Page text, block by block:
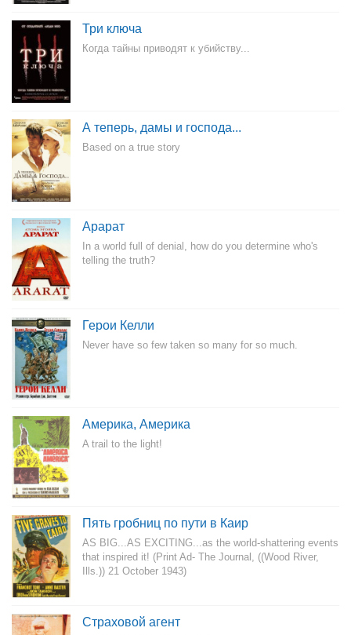
Три ключа
Когда тайны приводят к убийству...
А теперь, дамы и господа...
Based on a true story
Арарат
In a world full of denial, how do you determine who's
telling the truth?
Герои Келли
Never have so few taken so many for so much.
Америка, Америка
A trail to the light!
Пять гробниц по пути в Каир
AS BIG...AS EXCITING...as the world-shattering events
that inspired it! (Print Ad- The Journal, ((Wood River,
Ills.)) 21 October 1943)
Страховой агент